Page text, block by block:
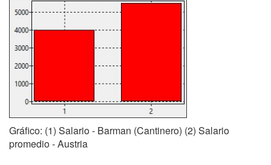
Gráfico: (1) Salario - Barman (Cantinero) (2) Salario
promedio - Austria